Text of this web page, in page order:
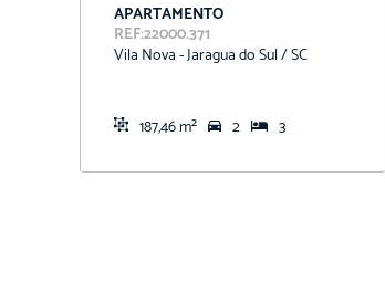
APARTAMENTO
REF:22000.371
Vila Nova - Jaragua do Sul / SC
187,46 m² 2 3